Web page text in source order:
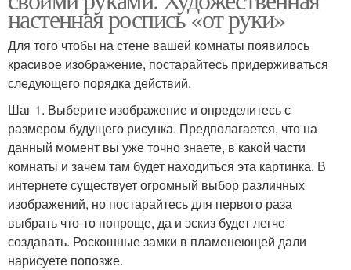
настенная роспись «от руки»
Для того чтобы на стене вашей комнаты появилось
красивое изображение, постарайтесь придерживаться
следующего порядка действий.
Шаг 1. Выберите изображение и определитесь с
размером будущего рисунка. Предполагается, что на
данный момент вы уже точно знаете, в какой части
комнаты и зачем там будет находиться эта картинка. В
интернете существует огромный выбор различных
изображений, но постарайтесь для первого раза
выбрать что-то попроще, да и эскиз будет легче
создавать. Роскошные замки в пламенеющей дали
нарисуете попозже.